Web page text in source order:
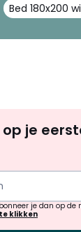
Bed 180x200
zoek
op je
je dan op
klikken